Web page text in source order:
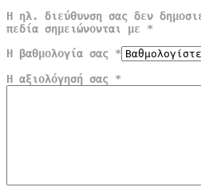
Η ηλ. διεύθυνση σας δεν
πεδία σημειώνονται με *
Η βαθμολογία σας *
Η αξιολόγησή σας *